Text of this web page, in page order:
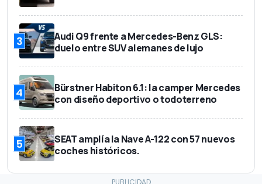
3
Audi Q9 frente a Mercedes-Benz GLS:
duelo entre SUV alemanes de lujo
4
Bürstner Habiton 6.1: la camper Mercedes
con diseño deportivo o todoterreno
5
SEAT amplía la Nave A-122 con 57 nuevos
coches históricos.